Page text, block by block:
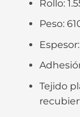
Rollo:
Peso:
Espesor:
Tejido